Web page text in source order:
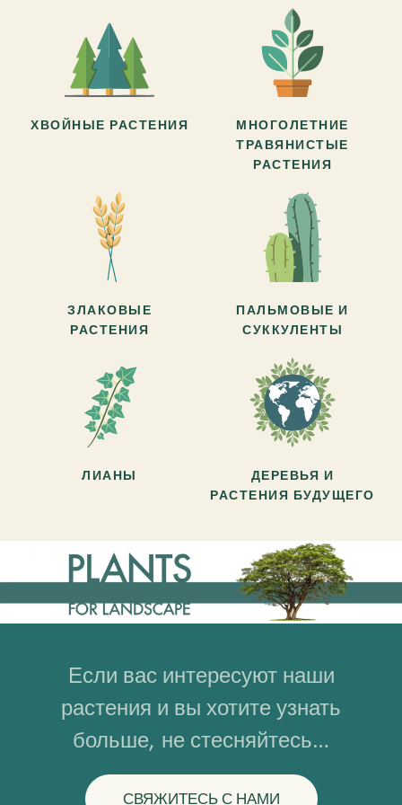
ХВОЙНЫЕ РАСТЕНИЯ
МНОГОЛЕТНИЕ
ТРАВЯНИСТЫЕ
РАСТЕНИЯ
ЗЛАКОВЫЕ
РАСТЕНИЯ
ПАЛЬМОВЫЕ И
СУККУЛЕНТЫ
ЛИАНЫ
ДЕРЕВЬЯ И
РАСТЕНИЯ БУДУЩЕГО
Если вас интересуют наши
растения и вы хотите узнать
больше, не стесняйтесь…
СВЯЖИТЕСЬ С НАМИ